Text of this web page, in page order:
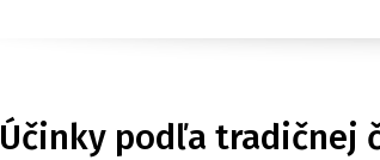
Účinky podľa tradičnej